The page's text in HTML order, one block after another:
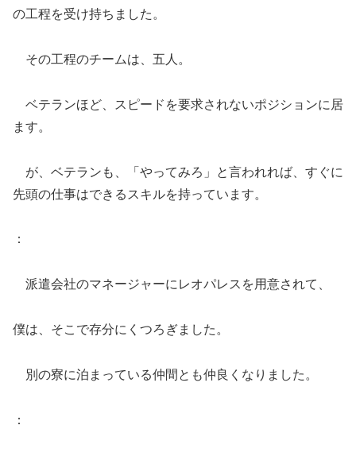
の工程を受け持ちました。
その工程のチームは、五人。
ベテランほど、スピードを要求されないポジションに居
ます。
が、ベテランも、「やってみろ」と言われれば、すぐに
先頭の仕事はできるスキルを持っています。
：
派遣会社のマネージャーにレオパレスを用意されて、
僕は、そこで存分にくつろぎました。
別の寮に泊まっている仲間とも仲良くなりました。
：